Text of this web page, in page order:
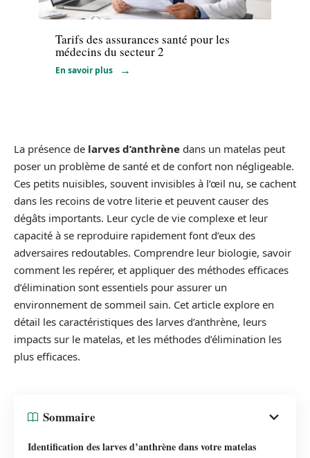
Santé
Tarifs des assurances santé pour les
médecins du secteur 2
En savoir plus
La présence de larves d’anthrène dans un matelas peut
poser un problème de santé et de confort non négligeable.
Ces petits nuisibles, souvent invisibles à l’œil nu, se cachent
dans les recoins de votre literie et peuvent causer des
dégâts importants. Leur cycle de vie complexe et leur
capacité à se reproduire rapidement font d’eux des
adversaires redoutables. Comprendre leur biologie, savoir
comment les repérer, et appliquer des méthodes efficaces
d’élimination sont essentiels pour assurer un
environnement de sommeil sain. Cet article explore en
détail les caractéristiques des larves d’anthrène, leurs
impacts sur le matelas, et les méthodes d’élimination les
plus efficaces.
Sommaire
Identification des larves d’anthrène dans votre matelas